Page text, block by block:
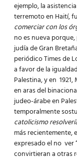
ejemplo, la
terremoto en Haití,
comerciar con los
no es nueva
judía de Gran
periódico Times de
a favor de la
Palestina, y en
en aras del
judeo-árabe en
temporalmente
catolicismo
más recientemente,
expresado el no ver
convirtieran a otras